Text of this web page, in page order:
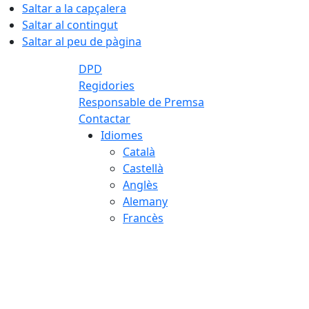
Saltar a la capçalera
Saltar al contingut
Saltar al peu de pàgina
DPD
Regidories
Responsable de Premsa
Contactar
Idiomes
Català
Castellà
Anglès
Alemany
Francès